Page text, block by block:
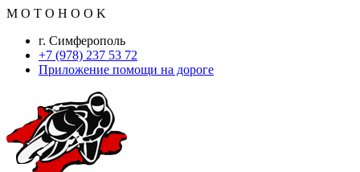
M O T O H O O K
г. Симферополь
+7 (978) 237 53 72
Приложение помощи на дороге